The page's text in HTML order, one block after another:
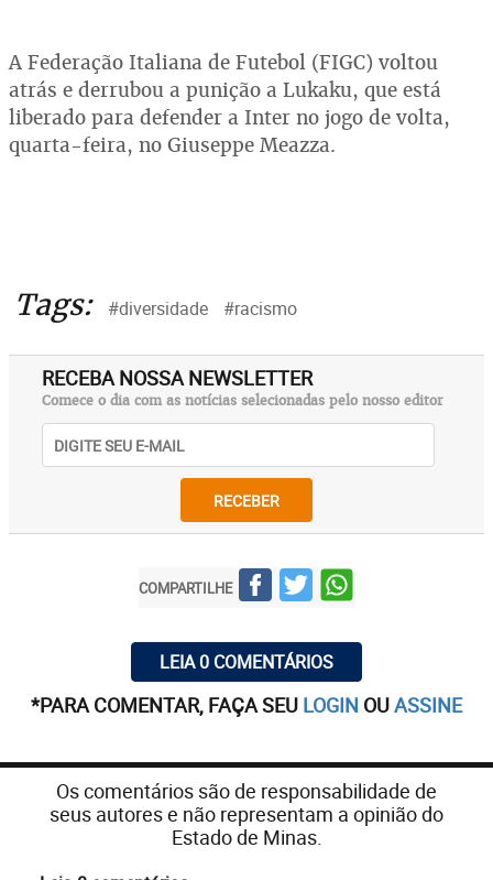
A Federação Italiana de Futebol (FIGC) voltou
atrás e derrubou a punição a Lukaku, que está
liberado para defender a Inter no jogo de volta,
quarta-feira, no Giuseppe Meazza.
Tags: #diversidade #racismo
RECEBA NOSSA NEWSLETTER
Comece o dia com as notícias selecionadas pelo nosso editor
RECEBER
COMPARTILHE
LEIA 0 COMENTÁRIOS
*PARA COMENTAR, FAÇA SEU LOGIN OUASSINE
Os comentários são de responsabilidade de
seus autores e não representam a opinião do
Estado de Minas.